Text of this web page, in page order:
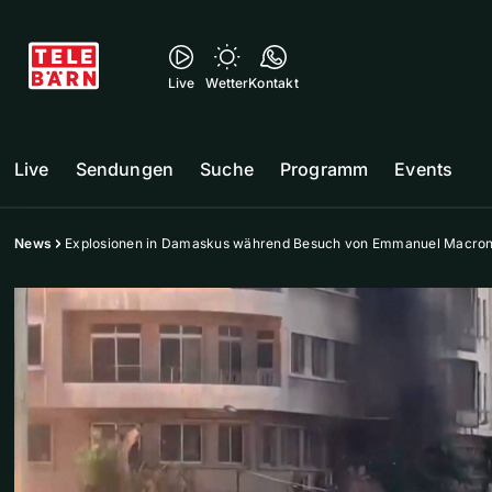
Live WetterKontakt
Live Sendungen Suche Programm Events
News Explosionen in Damaskus während Besuch von Emmanuel